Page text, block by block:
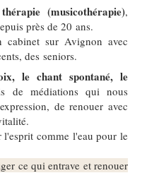
(musicothérapie),
près de 20 ans.
sur Avignon avec
des seniors.
le chant spontané, le
de médiations qui nous
de renouer avec
l'esprit comme l'eau pour le
ce qui entrave et renouer